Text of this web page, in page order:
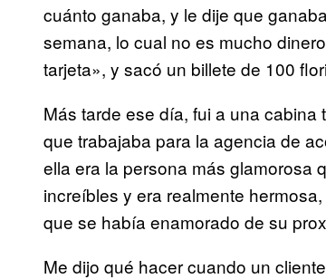
cuánto ganaba, y le dije que
semana, lo cual no es mucho
tarjeta», y sacó un billete de 100
Más tarde ese día, fui a una
que trabajaba para la agencia de
ella era la persona más glamorosa
increíbles y era realmente
que se había enamorado de su
Me dijo qué hacer cuando un